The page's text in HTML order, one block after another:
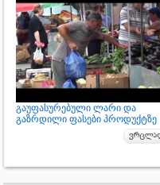
გაუფასურებული ლარი და
გაზრდილი ფასები პროდუქტზე